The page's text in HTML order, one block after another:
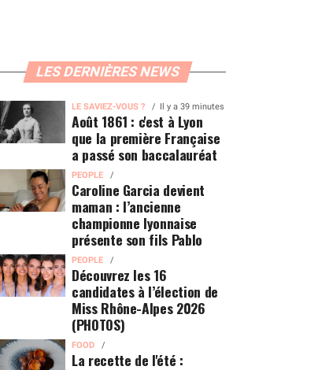
LES DERNIÈRES NEWS
LE SAVIEZ-VOUS ? Il y a 39 minutes
Août 1861 : c'est à Lyon
que la première Française
a passé son baccalauréat
PEOPLE
Caroline Garcia devient
maman : l’ancienne
championne lyonnaise
présente son fils Pablo
PEOPLE
Découvrez les 16
candidates à l’élection de
Miss Rhône-Alpes 2026
(PHOTOS)
FOOD
La recette de l'été :